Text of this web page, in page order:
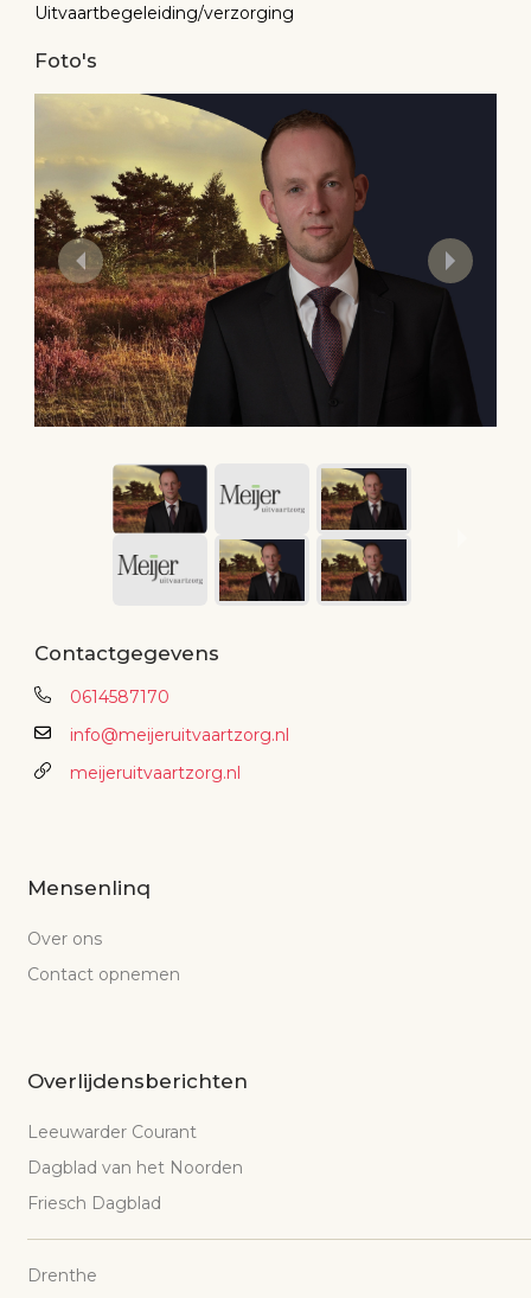
Uitvaartbegeleiding/verzorging
Foto's
Contactgegevens
0614587170
info@meijeruitvaartzorg.nl
meijeruitvaartzorg.nl
Mensenlinq
Over ons
Contact opnemen
Overlijdensberichten
Leeuwarder Courant
Dagblad van het Noorden
Friesch Dagblad
Drenthe